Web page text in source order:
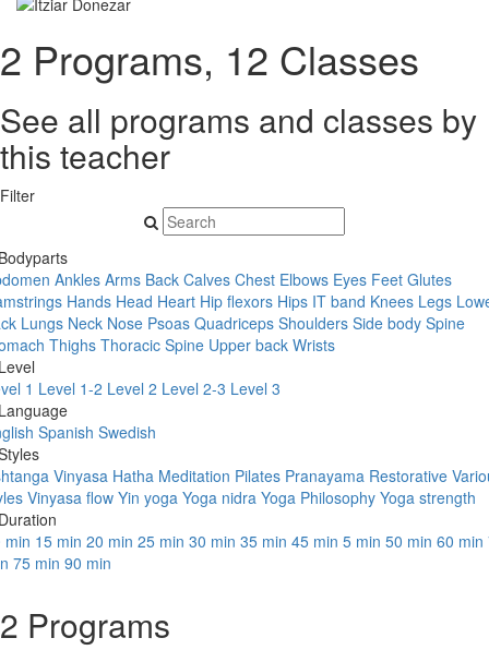
2 Programs, 12 Classes
See all programs and classes by
this teacher
Filter
Ankles Arms Back Calves Chest Elbows Eyes Feet Glutes
Hands Head Heart Hip flexors Hips IT band Knees Legs
Lungs Neck Nose Psoas Quadriceps Shoulders Side body Spine
Thighs Thoracic Spine Upper back Wrists
1 Level 1-2 Level 2 Level 2-3 Level 3
Spanish Swedish
Vinyasa Hatha Meditation Pilates Pranayama Restorative
Vinyasa flow Yin yoga Yoga nidra Yoga Philosophy Yoga strength
min 15 min 20 min 25 min 30 min 35 min 45 min 5 min 50 min 60 min
75 min 90 min
2 Programs